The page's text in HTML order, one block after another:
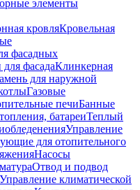
элементы
кровляКровельная
фасадных
фасадаКлинкерная
для наружной
Газовые
печиБанные
батареиТеплый
Управление
для отопительного
Насосы
Отвод и подвод
Управление климатической